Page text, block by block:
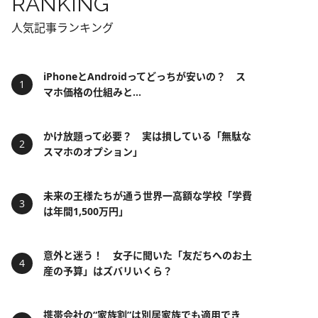
人気記事ランキング
iPhoneとAndroidってどっちが安いの？ ス
マホ価格の仕組みと...
かけ放題って必要？ 実は損している「無駄な
スマホのオプション」
未来の王様たちが通う世界一高額な学校「学費
は年間1,500万円」
意外と迷う！ 女子に聞いた「友だちへのお土
産の予算」はズバリいくら？
携帯会社の“家族割”は別居家族でも適用でき